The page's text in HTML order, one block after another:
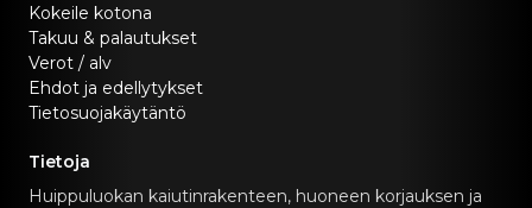
Kokeile kotona
Takuu & palautukset
Verot / alv
Ehdot ja edellytykset
Tietosuojakäytäntö
Tietoja
Huippuluokan kaiutinrakenteen, huoneen korjauksen ja